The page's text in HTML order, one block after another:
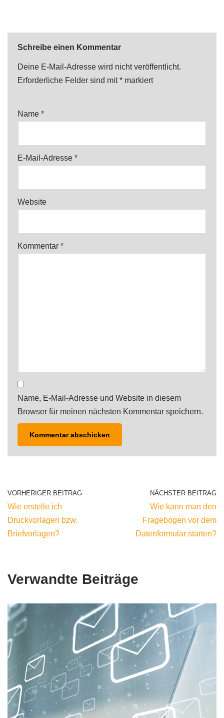
Schreibe einen Kommentar
Deine E-Mail-Adresse wird nicht veröffentlicht.
Erforderliche Felder sind mit* markiert
Name *
E-Mail-Adresse *
Website
Kommentar *
Name, E-Mail-Adresse und Website in diesem
Browser für meinen nächsten Kommentar speichern.
VORHERIGER BEITRAG
Wie erstelle ich
Druckvorlagen bzw.
Briefvorlagen?
NÄCHSTER BEITRAG
Wie kann man den
Fragebogen vor dem
Datenformular starten?
Verwandte Beiträge